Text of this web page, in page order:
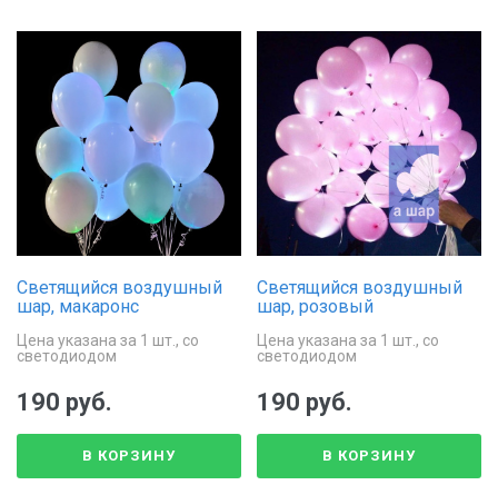
Светящийся воздушный
шар, макаронс
Цена указана за 1 шт., со
светодиодом
190 руб.
В КОРЗИНУ
Светящийся воздушный
шар, розовый
Цена указана за 1 шт., со
светодиодом
190 руб.
В КОРЗИНУ